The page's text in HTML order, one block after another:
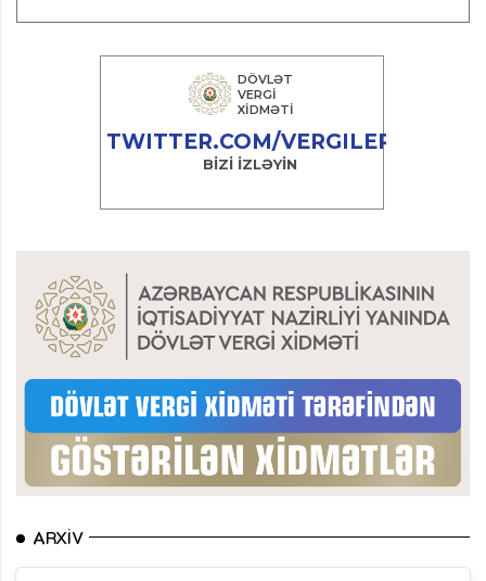
ARXIV